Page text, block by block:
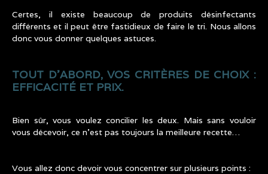
Certes, il existe beaucoup de produits désinfectants
différents et il peut être fastidieux de faire le tri. Nous allons
donc vous donner quelques astuces.
TOUT D’ABORD, VOS CRITÈRES DE CHOIX :
EFFICACITÉ ET PRIX.
Bien sûr, vous voulez concilier les deux. Mais sans vouloir
vous décevoir, ce n’est pas toujours la meilleure recette…
Vous allez donc devoir vous concentrer sur plusieurs points :